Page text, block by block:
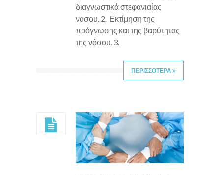
διαγνωστικά στεφανιαίας
νόσου. 2. Εκτίμηση της
πρόγνωσης και της βαρύτητας
της νόσου. 3.
ΠΕΡΙΣΣΟΤΕΡΑ